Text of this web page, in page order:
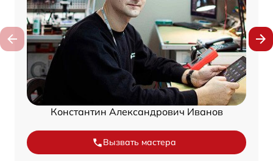
Константин Александрович Иванов
Вызвать мастера